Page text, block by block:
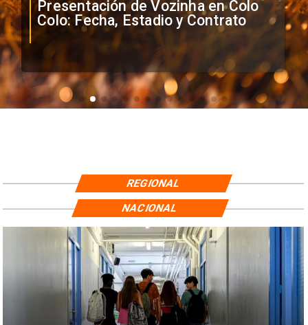
Presentación de Vozinha en Colo
Colo: Fecha, Estadio y Contrato
REGIONAL
NACIONAL